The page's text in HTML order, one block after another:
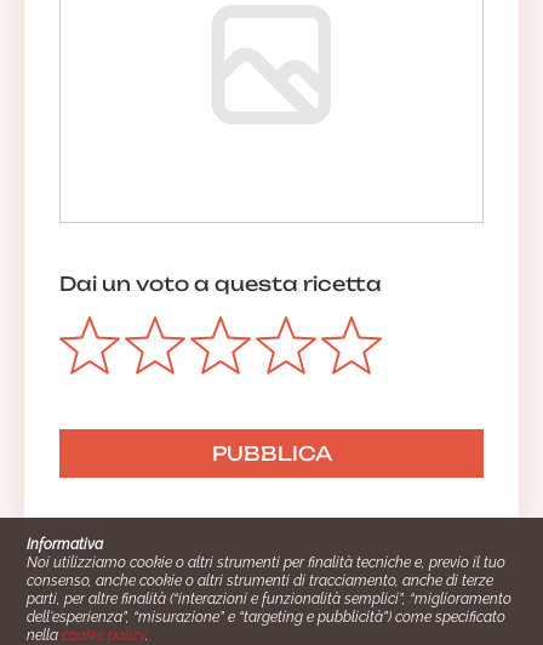
Dai un voto a questa ricetta
Informativa
Noi utilizziamo cookie o altri strumenti per finalità tecniche e, previo il tuo
consenso, anche cookie o altri strumenti di tracciamento, anche di terze
parti, per altre finalità (“interazioni e funzionalità semplici”, “miglioramento
dell'esperienza”, “misurazione” e “targeting e pubblicità”) come specificato
nellacookie policy.